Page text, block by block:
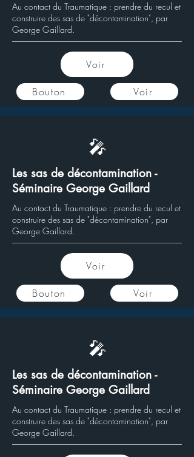
Au contact du Traumatique : prendre du recul et
construire des sas de "décontamination", par
George Gaillard.
Voir
Bouton Voir
🎤
Les sas de décontamination -
Séminaire George Gaillard
Au contact du Traumatique : prendre du recul et
construire des sas de "décontamination", par
George Gaillard.
Voir
Bouton Voir
🎤
Les sas de décontamination -
Séminaire George Gaillard
Au contact du Traumatique : prendre du recul et
construire des sas de "décontamination", par
George Gaillard.